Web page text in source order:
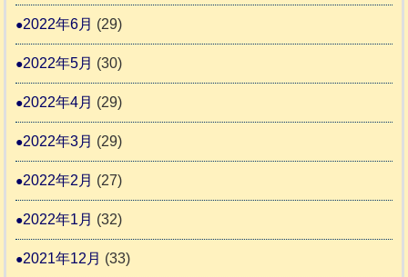
2022年6月 (29)
2022年5月 (30)
2022年4月 (29)
2022年3月 (29)
2022年2月 (27)
2022年1月 (32)
2021年12月 (33)